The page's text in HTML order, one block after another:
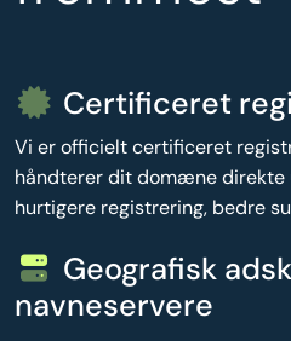
Certificeret
Vi er officielt certificeret
håndterer dit domæne direkte
hurtigere registrering, bedre
Geografisk
navneservere